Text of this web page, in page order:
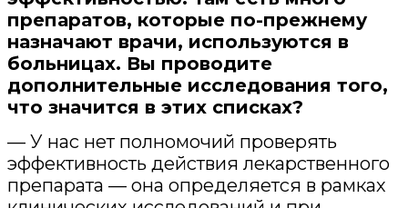
препаратов, которые по-прежнему
назначают врачи, используются в
больницах. Вы проводите
дополнительные исследования того,
что значится в этих списках?
— У нас нет полномочий проверять
эффективность действия лекарственного
препарата — она определяется в рамках